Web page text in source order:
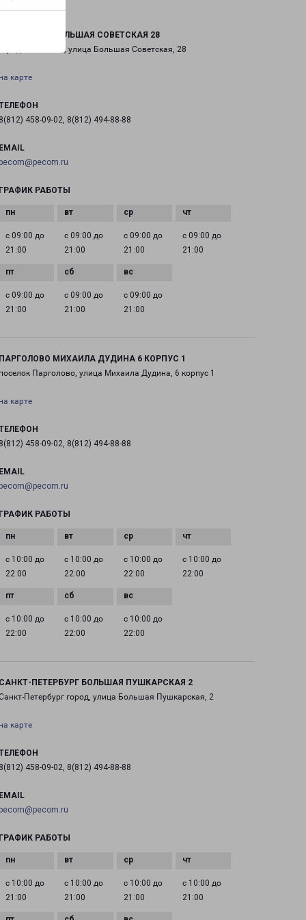
БОЛЬШАЯ СОВЕТСКАЯ 28
Кингисепп, улица Большая Советская, 28
карте
458-09-02, 8(812) 494-88-88
РАБОТЫ
с 09:00 до
21:00
с 09:00 до
21:00
с 09:00 до
21:00
с 09:00 до
21:00
с 09:00 до
21:00
с 09:00 до
21:00
с 09:00 до
21:00
МИХАИЛА ДУДИНА 6 КОРПУС 1
Парголово, улица Михаила Дудина, 6 корпус 1
карте
458-09-02, 8(812) 494-88-88
РАБОТЫ
с 10:00 до
22:00
с 10:00 до
22:00
с 10:00 до
22:00
с 10:00 до
22:00
с 10:00 до
22:00
с 10:00 до
22:00
с 10:00 до
22:00
ПЕТЕРБУРГ БОЛЬШАЯ ПУШКАРСКАЯ 2
Петербург город, улица Большая Пушкарская, 2
карте
458-09-02, 8(812) 494-88-88
РАБОТЫ
с 10:00 до
21:00
с 10:00 до
21:00
с 10:00 до
21:00
с 10:00 до
21:00